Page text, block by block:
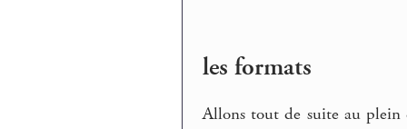
les formats
Allons tout de suite au plein